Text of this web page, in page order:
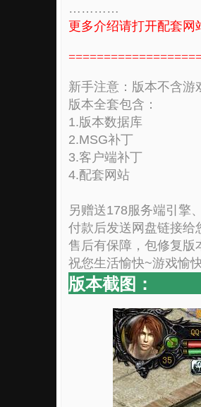
…………
更多介绍请打开配套
新手注意：版本不含游
版本全套包含：
1.版本数据库
2.MSG补丁
3.客户端补丁
4.配套网站
另赠送178服务端引擎
付款后发送网盘链接给
售后有保障，包修复版
祝您生活愉快~游戏愉
版本截图：